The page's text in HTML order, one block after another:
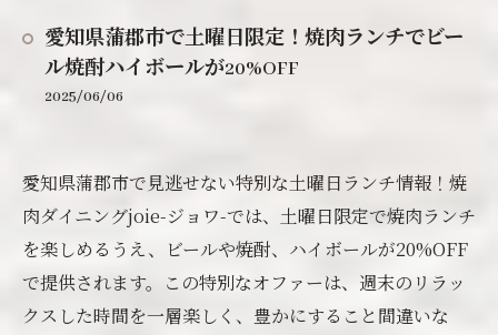
愛知県蒲郡市で土曜日限定！焼肉ランチでビー
ル焼酎ハイボールが20%OFF
2025/06/06
愛知県蒲郡市で見逃せない特別な土曜日ランチ情報！焼
肉ダイニングjoie-ジョワ-では、土曜日限定で焼肉ランチ
を楽しめるうえ、ビールや焼酎、ハイボールが20%OFF
で提供されます。この特別なオファーは、週末のリラッ
クスした時間を一層楽しく、豊かにすること間違いな